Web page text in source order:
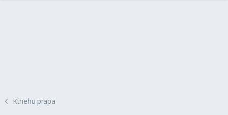
Kthehu prapa